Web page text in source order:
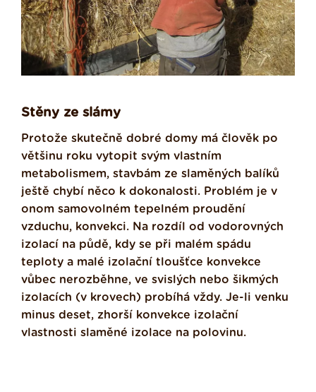
Stěny ze slámy
Protože skutečně dobré domy má člověk po
většinu roku vytopit svým vlastním
metabolismem, stavbám ze slaměných balíků
ještě chybí něco k dokonalosti. Problém je v
onom samovolném tepelném proudění
vzduchu, konvekci. Na rozdíl od vodorovných
izolací na půdě, kdy se při malém spádu
teploty a malé izolační tloušťce konvekce
vůbec nerozběhne, ve svislých nebo šikmých
izolacích (v krovech) probíhá vždy. Je-li venku
minus deset, zhorší konvekce izolační
vlastnosti slaměné izolace na polovinu.